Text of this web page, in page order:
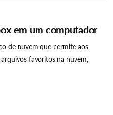
em um computador
de nuvem que permite aos
favoritos na nuvem,